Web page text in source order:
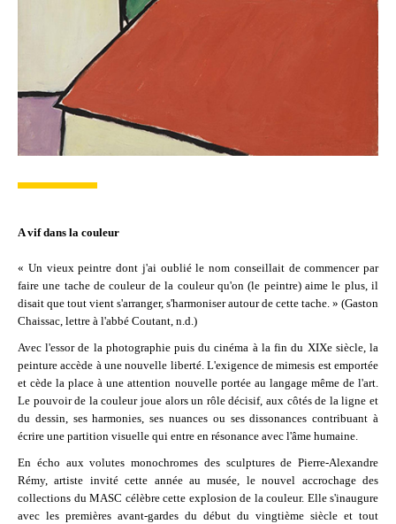
A vif dans la couleur
« Un vieux peintre dont j'ai oublié le nom conseillait de commencer par
faire une tache de couleur de la couleur qu'on (le peintre) aime le plus, il
disait que tout vient s'arranger, s'harmoniser autour de cette tache. » (Gaston
Chaissac, lettre à l'abbé Coutant, n.d.)
Avec l'essor de la photographie puis du cinéma à la fin du XIXe siècle, la
peinture accède à une nouvelle liberté. L'exigence de mimesis est emportée
et cède la place à une attention nouvelle portée au langage même de l'art.
Le pouvoir de la couleur joue alors un rôle décisif, aux côtés de la ligne et
du dessin, ses harmonies, ses nuances ou ses dissonances contribuant à
écrire une partition visuelle qui entre en résonance avec l'âme humaine.
En écho aux volutes monochromes des sculptures de Pierre-Alexandre
Rémy, artiste invité cette année au musée, le nouvel accrochage des
collections du MASC célèbre cette explosion de la couleur. Elle s'inaugure
avec les premières avant-gardes du début du vingtième siècle et tout